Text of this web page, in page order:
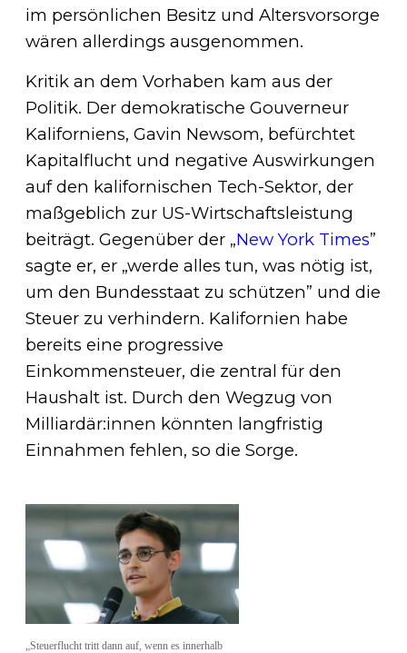
im persönlichen Besitz und Altersvorsorge
wären allerdings ausgenommen.
Kritik an dem Vorhaben kam aus der
Politik. Der demokratische Gouverneur
Kaliforniens, Gavin Newsom, befürchtet
Kapitalflucht und negative Auswirkungen
auf den kalifornischen Tech-Sektor, der
maßgeblich zur US-Wirtschaftsleistung
beiträgt. Gegenüber der „New York Times”
sagte er, er „werde alles tun, was nötig ist,
um den Bundesstaat zu schützen” und die
Steuer zu verhindern. Kalifornien habe
bereits eine progressive
Einkommensteuer, die zentral für den
Haushalt ist. Durch den Wegzug von
Milliardär:innen könnten langfristig
Einnahmen fehlen, so die Sorge.
„Steuerflucht tritt dann auf, wenn es innerhalb